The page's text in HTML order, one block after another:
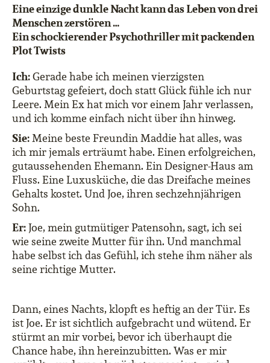
Eine einzige dunkle Nacht kann das Leben von drei
Menschen zerstören…
Ein schockierender Psychothriller mit packenden
Plot Twists
Ich:Gerade habe ich meinen vierzigsten
Geburtstag gefeiert, doch statt Glück fühle ich nur
Leere. Mein Ex hat mich vor einem Jahr verlassen,
und ich komme einfach nicht über ihn hinweg.
Sie:Meine beste Freundin Maddie hat alles, was
ich mir jemals erträumt habe. Einen erfolgreichen,
gutaussehenden Ehemann. Ein Designer-Haus am
Fluss. Eine Luxusküche, die das Dreifache meines
Gehalts kostet. Und Joe, ihren sechzehnjährigen
Sohn.
Er:Joe, mein gutmütiger Patensohn, sagt, ich sei
wie seine zweite Mutter für ihn. Und manchmal
habe selbst ich das Gefühl, ich stehe ihm näher als
seine richtige Mutter.
Dann, eines Nachts, klopft es heftig an der Tür. Es
ist Joe. Er ist sichtlich aufgebracht und wütend. Er
stürmt an mir vorbei, bevor ich überhaupt die
Chance habe, ihn hereinzubitten. Was er mir